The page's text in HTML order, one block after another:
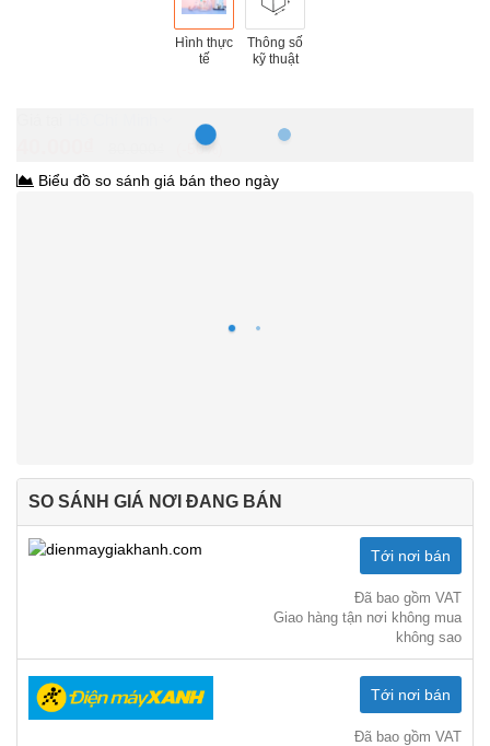
Hình thực
tế
Thông số
kỹ thuật
-50%
Biểu đồ so sánh giá bán theo ngày
SO SÁNH GIÁ NƠI ĐANG BÁN
Tới nơi bán
Đã bao gồm VAT
Giao hàng tận nơi không mua
không sao
Tới nơi bán
Đã bao gồm VAT